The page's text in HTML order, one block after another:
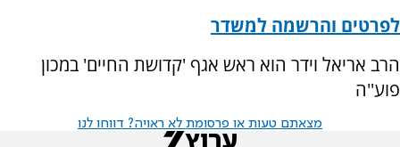
לפרטים והרשמה למשדר
הרב אריאל וידר הוא ראש אגף 'קדושת החיים' במכון
פוע''ה
מצאתם טעות או פרסומת לא ראויה? דווחו לנו